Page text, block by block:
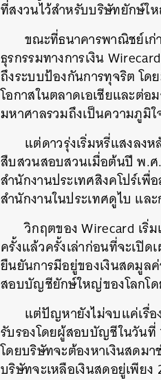
ที่สงวนไว้สำหรับบริษัทยักษ์
ขณะที่ธนาคารพาณิชย์เ
ธุรกรรมทางการเงิน
ถึงระบบป้องกันการทุจริต โด
โอกาสในตลาดเอเชียและต่
มหาศาลรวมถึงเป็นความภูมิ
แต่ดาวรุ่งเริ่มหรี่แสงลง
สืบสวนสอบสวนเมื่อต้นปี พ.ศ
สำนักงานประเทศสิงคโปร์เ
สำนักงานในประเทศดูไบ แล
วิกฤตของ Wirecard เริ่
ครั้งแล้วครั้งเล่าก่อนที่จะเปิ
ยืนยันการมีอยู่ของเงินสดมูล
สอบบัญชียักษ์ใหญ่ของโลกโด
แต่ปัญหายังไม่จบแค่เรื่อ
รับรองโดยผู้สอบบัญชีในวันที่
โดยบริษัทจะต้องหาเงินสดม
บริษัทจะเหลือเงินสดอยู่เพียง